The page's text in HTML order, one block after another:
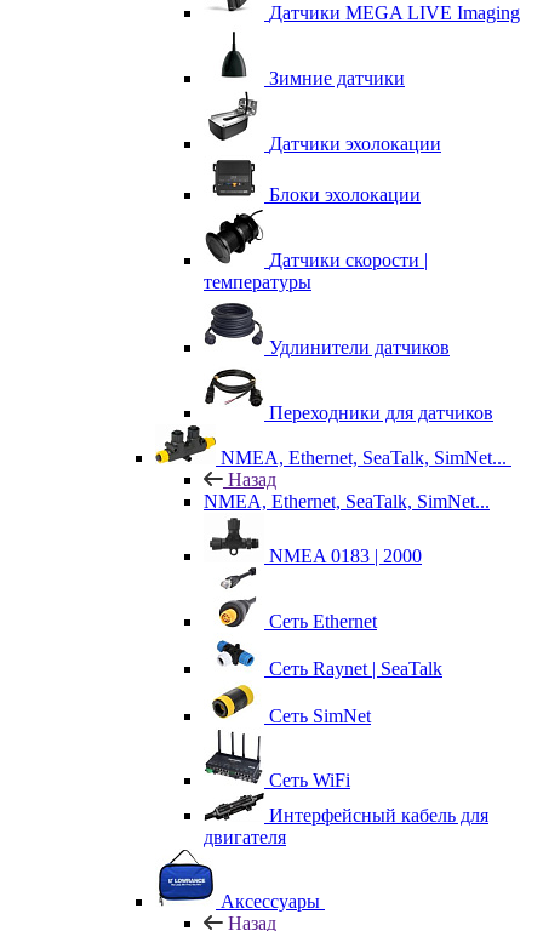
Датчики MEGA LIVE Imaging
Зимние датчики
Датчики эхолокации
Блоки эхолокации
Датчики скорости |
температуры
Удлинители датчиков
Переходники для датчиков
NMEA, Ethernet, SeaTalk, SimNet...
Назад
NMEA, Ethernet, SeaTalk, SimNet...
NMEA 0183 | 2000
Сеть Ethernet
Сеть Raynet | SeaTalk
Сеть SimNet
Сеть WiFi
Интерфейсный кабель для
двигателя
Аксессуары
Назад